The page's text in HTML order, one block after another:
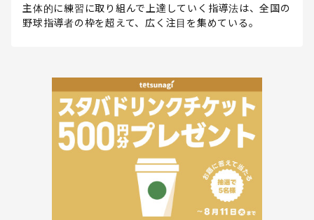
主体的に練習に取り組んで上達していく指導法は、全国の
野球指導者の枠を超えて、広く注目を集めている。